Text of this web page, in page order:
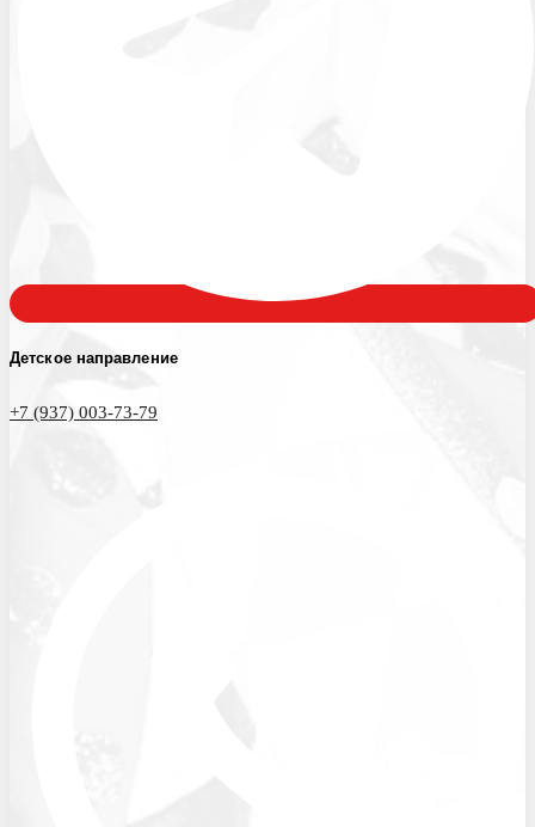
Детское направление
+7 (937) 003-73-79